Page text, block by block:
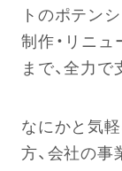
トのポテン
制作・リニュ
まで、全力で
なにかと気
方、会社の